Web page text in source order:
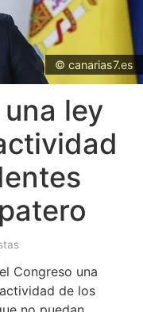
© canarias7.es
ley
Congreso una
de los